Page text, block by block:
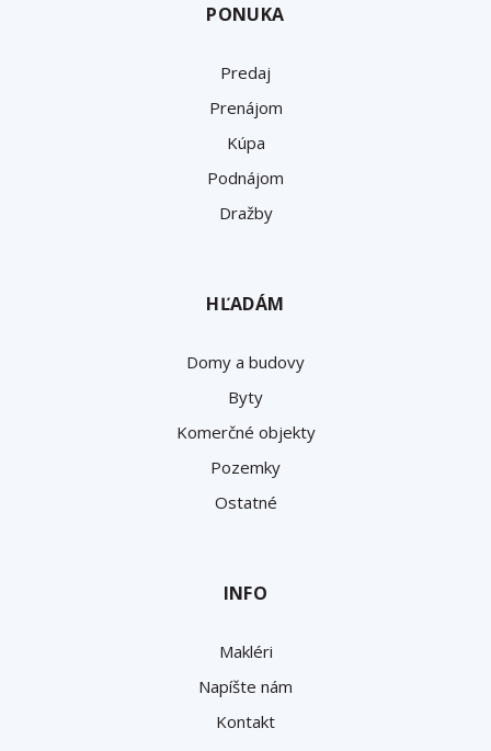
PONUKA
Predaj
Prenájom
Kúpa
Podnájom
Dražby
HĽADÁM
Domy a budovy
Byty
Komerčné objekty
Pozemky
Ostatné
INFO
Makléri
Napíšte nám
Kontakt